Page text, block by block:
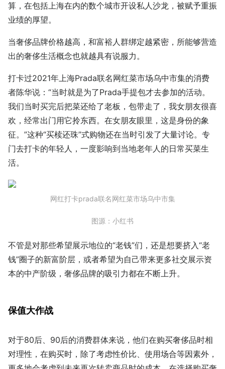
算，在包括上海在内的数个城市开设私人沙龙，被赋予重振
业绩的厚望。
当奢侈品牌价格越高，和富裕人群绑定越紧密，所能够营造
出的奢侈生活概念也就越具有说服力。
打卡过2021年上海Prada联名网红菜市场乌中市集的消费
者陈华说：“当时就是为了Prada手提包才去参加的活动。
我们当时买完后把菜还给了老板，包带走了，我女朋友很喜
欢，经常出门用它拎东西。在女朋友眼里，这是身份的象
征。”这种“买椟还珠”式购物还在当时引发了大量讨论。专
门去打卡的年轻人，一度影响到当地老年人的日常买菜生
活。
网红打卡prada联名网红菜市场乌中市集
图源：小红书
不管是对那些希望展示地位的“老钱”们，还是想要挤入“老
钱”圈子的新富阶层，或者希望为自己带来更多社交展示资
本的中产阶级，奢侈品牌的吸引力都在不断上升。
保值大作战
对于80后、90后的消费群体来说，他们在购买奢侈品时相
对理性，在购买时，除了考虑性价比、使用场合等因素外，